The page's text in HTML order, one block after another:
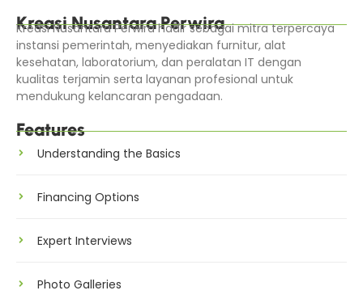
Kreasi Nusantara Perwira
Kreasi Nusantara Perwira hadir sebagai mitra terpercaya
instansi pemerintah, menyediakan furnitur, alat
kesehatan, laboratorium, dan peralatan IT dengan
kualitas terjamin serta layanan profesional untuk
mendukung kelancaran pengadaan.
Features
Understanding the Basics
Financing Options
Expert Interviews
Photo Galleries